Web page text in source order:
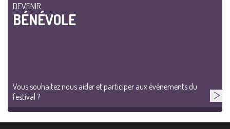
DEVENIR
BÉNÉVOLE
Vous souhaitez nous aider et participer aux événements du
festival ?